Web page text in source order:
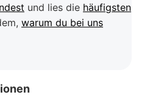
und lies die häufigsten
warum du bei uns